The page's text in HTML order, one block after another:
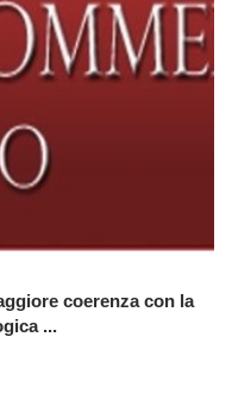
coerenza con la
...